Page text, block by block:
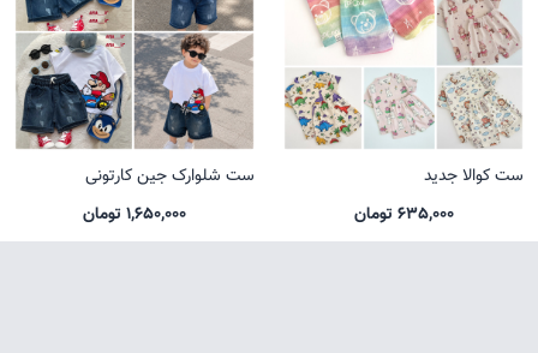
ست کوالا جدید
635,000 تومان
ست شلوارک جین کارتونی
1,650,000 تومان